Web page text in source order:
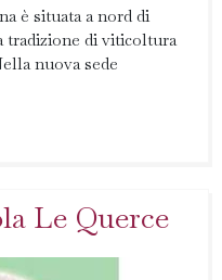
è situata a nord di
tradizione di viticoltura
nuova sede
Le Querce